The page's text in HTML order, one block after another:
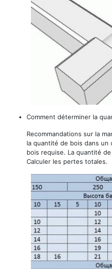
Comment déterminer la
Recommandations sur la
la quantité de bois dans un
bois requise. La quantité
Calculer les pertes totales.